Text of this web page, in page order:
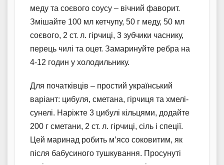
меду та соєвого соусу – вічний фаворит.
Змішайте 100 мл кетчупу, 50 г меду, 50 мл
соєвого, 2 ст. л. гірчиці, 3 зубчики часнику,
перець чилі та оцет. Замаринуйте ребра на
4-12 годин у холодильнику.
Для початківців – простий український
варіант: цибуля, сметана, гірчиця та хмелі-
сунелі. Наріжте 3 цибулі кільцями, додайте
200 г сметани, 2 ст. л. гірчиці, сіль і спеції.
Цей маринад робить м’ясо соковитим, як
після бабусиного тушкування. Просунуті